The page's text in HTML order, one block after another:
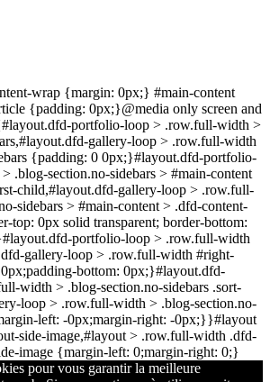
wrap {margin: 0px;} #main-content
{padding: 0px;}@media only screen and
portfolio-loop > .row.full-width >
gallery-loop > .row.full-width
{padding: 0 0px;}#layout.dfd-portfolio-
.blog-section.no-sidebars > #main-content
child,#layout.dfd-gallery-loop > .row.full-
sidebars > #main-content > .dfd-content-
top: 0px solid transparent; border-bottom:
portfolio-loop > .row.full-width
gallery-loop > .row.full-width #right-
bottom: 0px;}#layout.dfd-
width > .blog-section.no-sidebars .sort-
loop > .row.full-width > .blog-section.no-
left: -0px;margin-right: -0px;}}#layout
side-image,#layout > .row.full-width .dfd-
image {margin-left: 0;margin-right: 0;}
pour vous garantir la meilleure